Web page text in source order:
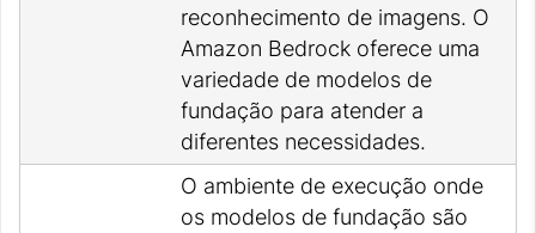
reconhecimento de imagens. O
Amazon Bedrock oferece uma
variedade de modelos de
fundação para atender a
diferentes necessidades.
O ambiente de execução onde
os modelos de fundação são